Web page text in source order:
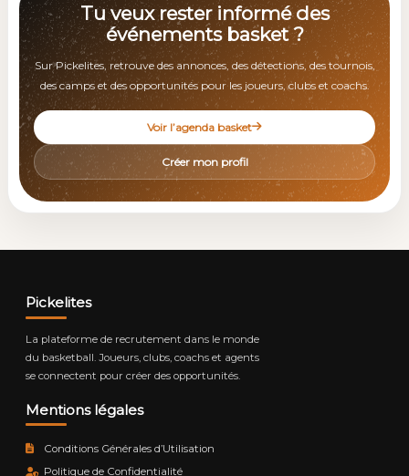
Tu veux rester informé des
événements basket ?
Sur Pickelites, retrouve des annonces, des détections, des tournois,
des camps et des opportunités pour les joueurs, clubs et coachs.
Voir l’agenda basket
Créer mon profil
Pickelites
La plateforme de recrutement dans le monde
du basketball. Joueurs, clubs, coachs et agents
se connectent pour créer des opportunités.
Mentions légales
Conditions Générales d’Utilisation
Politique de Confidentialité